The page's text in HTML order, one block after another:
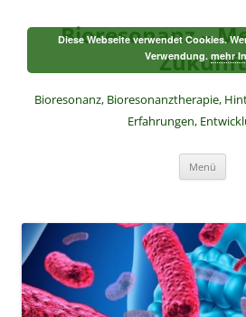
springenBioresonanz –
Zukunft
Bioresonanz, Bioresonanztherapie,
Erfahrungen,
Menü
Diese Webseite verwendet Cookies.
Verwendung.mehr